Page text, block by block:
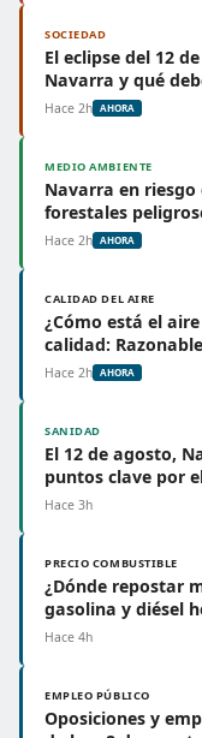
SOCIEDAD
El eclipse del 12
Navarra y qué
Hace 2h AHORA
MEDIO AMBIENTE
Navarra en
forestales
Hace 2h AHORA
CALIDAD DEL AIRE
¿Cómo está el
calidad: Razonable
Hace 2h AHORA
SANIDAD
El 12 de agosto,
puntos clave por
Hace 3h
PRECIO COMBUSTIBLE
¿Dónde repostar
gasolina y diésel
Hace 4h
EMPLEO PÚBLICO
Oposiciones y